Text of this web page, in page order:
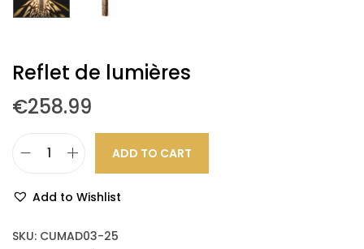
Reflet de lumières
€258.99
ADD TO CART
Add to Wishlist
SKU: CUMAD03-25